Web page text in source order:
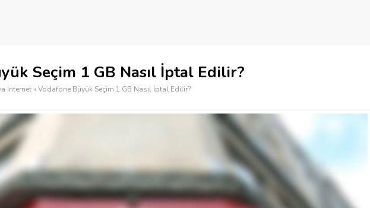
Seçim 1 GB Nasıl İptal Edilir?
İnternet»Vodafone Büyük Seçim 1 GB Nasıl İptal Edilir?